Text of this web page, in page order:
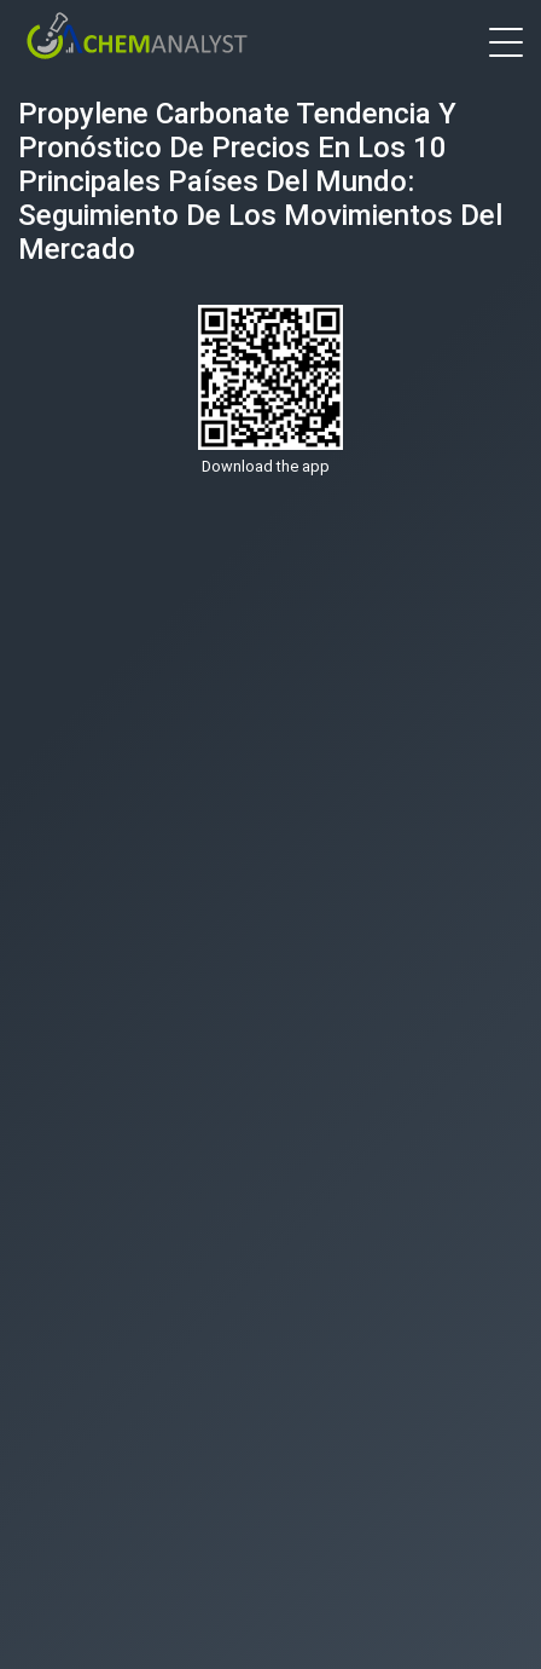
Propylene Carbonate Tendencia Y
Pronóstico De Precios En Los 10
Principales Países Del Mundo:
Seguimiento De Los Movimientos Del
Mercado
Download the app